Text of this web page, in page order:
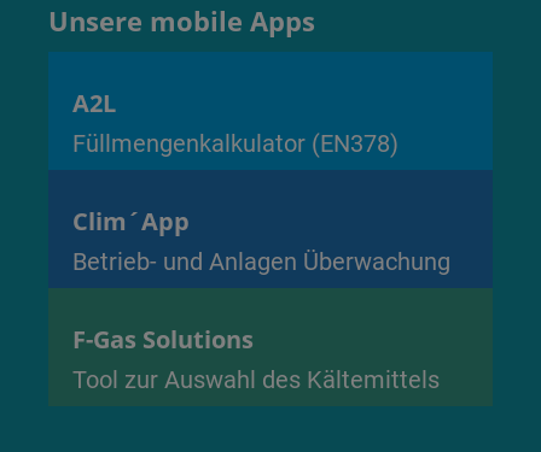
Unsere mobile Apps
A2L
Füllmengenkalkulator (EN378)
Clim´App
Betrieb- und Anlagen Überwachung
F-Gas Solutions
Tool zur Auswahl des Kältemittels